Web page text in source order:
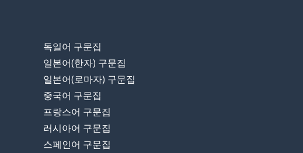
독일어 구문집
일본어(한자) 구문집
일본어(로마자) 구문집
중국어 구문집
프랑스어 구문집
러시아어 구문집
스페인어 구문집